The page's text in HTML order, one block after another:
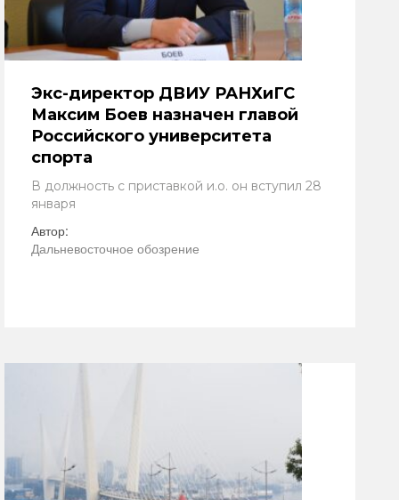
Экс-директор ДВИУ РАНХиГС
Максим Боев назначен главой
Российского университета
спорта
В должность с приставкой и.о. он вступил 28
января
Автор:
Дальневосточное обозрение